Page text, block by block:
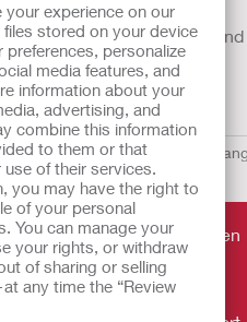
experience on our
stored on your device
personalize
media features, and
information about your
advertising, and
combine this information
to them or that
of their services.
you may have the right to
of your personal
You can manage your
your rights, or withdraw
of sharing or selling
any time the “Review
EU vertrieben werden, sind
gekennzeichnet
Datenschutzerklärung
sind nicht als
und sollen die Empfehlungen
medizinischer Fachkräfte
auch nicht dazu
Notfall Hilfe zu